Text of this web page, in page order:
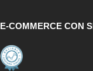
E-COMMERCE CON